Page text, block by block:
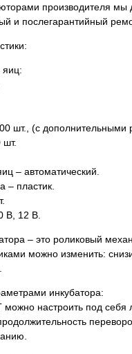
производителя мы
и послегарантийный
яиц:
шт., (с дополнительными
шт.
– автоматический.
– пластик.
В, 12 В.
– это роликовый
можно изменить:
инкубатора:
настроить под себя